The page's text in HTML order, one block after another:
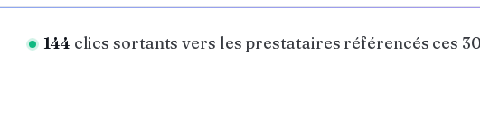
144 clics sortants vers les prestataires référencés ces